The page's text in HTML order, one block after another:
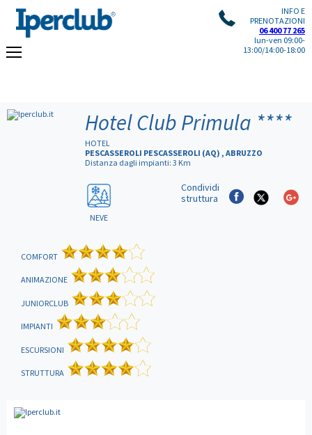
INFO E
PRENOTAZIONI
06 400 77 265
lun-ven 09:00-
13:00/14:00-18:00
Hotel Club Primula ****
HOTEL
PESCASSEROLI PESCASSEROLI (AQ) , ABRUZZO
Distanza dagli impianti: 3 Km
NEVE
Condividi
struttura
COMFORT
ANIMAZIONE
JUNIORCLUB
IMPIANTI
ESCURSIONI
STRUTTURA